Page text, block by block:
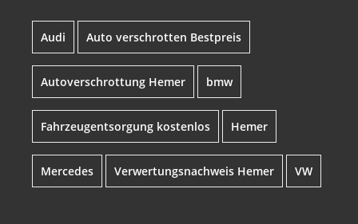
Audi Auto verschrotten Bestpreis
Autoverschrottung Hemer bmw
Fahrzeugentsorgung kostenlos Hemer
Mercedes Verwertungsnachweis Hemer VW